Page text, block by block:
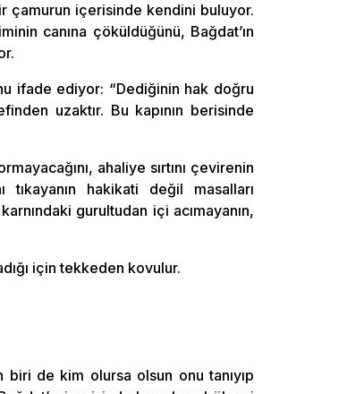
çamurun içerisinde kendini buluyor.
canına çöküldüğünü, Bağdat’ın
ifade ediyor: “Dediğinin hak doğru
uzaktır. Bu kapının berisinde
ahaliye sırtını çevirenin
tıkayanın hakikati değil masalları
gurultudan içi acımayanın,
için tekkeden kovulur.
biri de kim olursa olsun onu tanıyıp